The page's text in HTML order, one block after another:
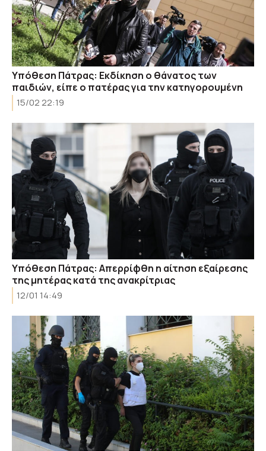
Υπόθεση Πάτρας: Εκδίκηση ο θάνατος των
παιδιών, είπε ο πατέρας για την κατηγορουμένη
15/02 22:19
Υπόθεση Πάτρας: Απερρίφθη η αίτηση εξαίρεσης
της μητέρας κατά της ανακρίτριας
12/01 14:49